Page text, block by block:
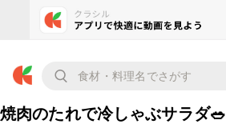
焼肉のたれで冷しゃぶサラダ🥗